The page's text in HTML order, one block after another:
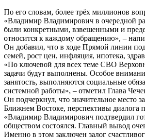
По его словам, более трёх миллионов
«Владимир Владимирович в очередной
были конкретными, взвешенными и
относится к каждому обращению», –
Он добавил, что в ходе Прямой линии
семей, рост цен, инфляция, ипотека,
«По ключевой для всех теме СВО
задачи будут выполнены. Особое
занятость, выполняются социальные
системной работы», – отметил Глава
Он подчеркнул, что значительное
Ближнем Востоке, перспективы диалога
«Владимир Владимирович подтвердил
обществом состоялся. Главный вывод
Именно в этом заключен залог